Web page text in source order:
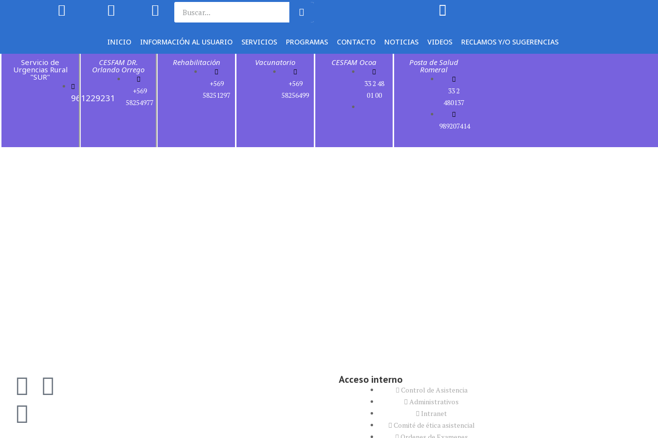
INICIO INFORMACIÓN AL USUARIO SERVICIOS PROGRAMAS CONTACTO NOTICIAS VIDEOS RECLAMOS Y/O SUGERENCIAS
Servicio de
Urgencias Rural
"SUR"
961229231
CESFAM DR.
Orlando Orrego
+569
58254977
Rehabilitación
+569
58251297
Vacunatorio
+569
58256499
CESFAM Ocoa
33 2 48
01 00
Posta de Salud
Romeral
33 2
480137
989207414
Acceso interno
Control de Asistencia
Administrativos
Intranet
Comité de ética asistencial